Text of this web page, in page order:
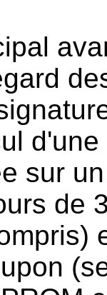
sur
de